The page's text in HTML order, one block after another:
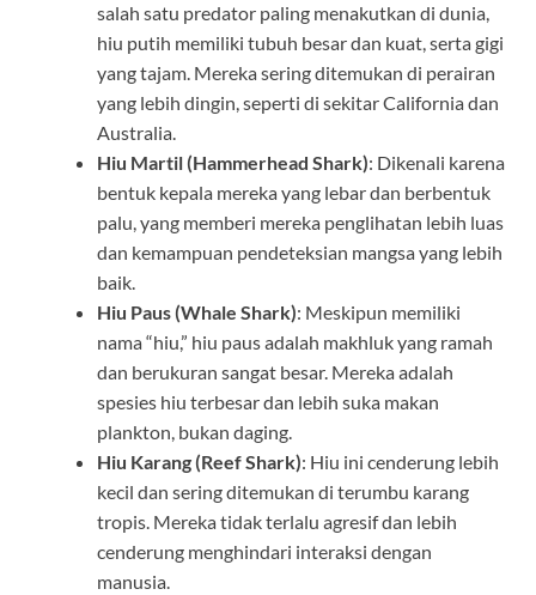
salah satu predator paling menakutkan di dunia,
hiu putih memiliki tubuh besar dan kuat, serta gigi
yang tajam. Mereka sering ditemukan di perairan
yang lebih dingin, seperti di sekitar California dan
Australia.
Hiu Martil (Hammerhead Shark): Dikenali karena
bentuk kepala mereka yang lebar dan berbentuk
palu, yang memberi mereka penglihatan lebih luas
dan kemampuan pendeteksian mangsa yang lebih
baik.
Hiu Paus (Whale Shark): Meskipun memiliki
nama “hiu,” hiu paus adalah makhluk yang ramah
dan berukuran sangat besar. Mereka adalah
spesies hiu terbesar dan lebih suka makan
plankton, bukan daging.
Hiu Karang (Reef Shark): Hiu ini cenderung lebih
kecil dan sering ditemukan di terumbu karang
tropis. Mereka tidak terlalu agresif dan lebih
cenderung menghindari interaksi dengan
manusia.